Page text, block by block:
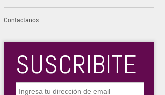
Contactanos
SUSCRIBITE